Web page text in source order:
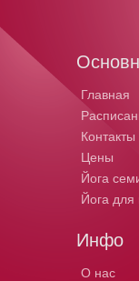
Главная
Контакты
Цены
Йога
Йога
Инфо
О нас